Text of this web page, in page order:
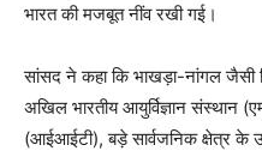
भारत की मजबूत नींव रखी गई।
सांसद ने कहा कि भाखड़ा-नांगल जैसी
अखिल भारतीय आयुर्विज्ञान संस्थान
(आईआईटी), बड़े सार्वजनिक क्षेत्र के